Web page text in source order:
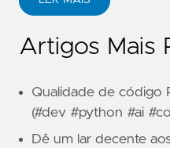
Artigos Mais
Qualidade de código
(#dev #python #ai
Dê um lar decente